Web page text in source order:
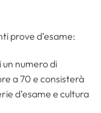
prove d’esame:
un numero di
a 70 e consisterà
d’esame e cultura